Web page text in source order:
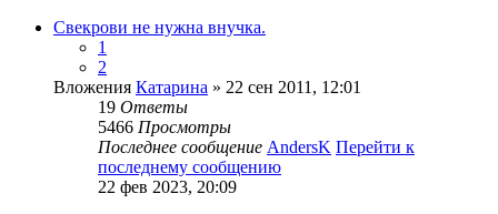
Свекрови не нужна внучка.
1
2
Вложения Катарина » 22 сен 2011, 12:01
19 Ответы
5466 Просмотры
Последнее сообщение AndersK Перейти к
последнему сообщению
22 фев 2023, 20:09